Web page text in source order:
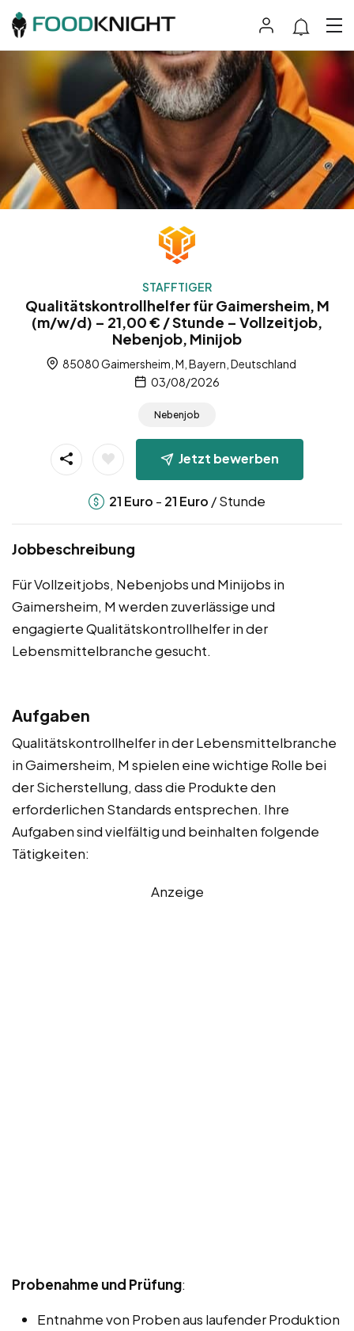
STAFFTIGER
Qualitätskontrollhelfer für Gaimersheim, M
(m/w/d) – 21,00 € / Stunde – Vollzeitjob,
Nebenjob, Minijob
85080 Gaimersheim, M, Bayern, Deutschland
03/08/2026
Nebenjob
Jetzt bewerben
21 Euro - 21 Euro / Stunde
Jobbeschreibung
Für Vollzeitjobs, Nebenjobs und Minijobs in
Gaimersheim, M werden zuverlässige und
engagierte Qualitätskontrollhelfer in der
Lebensmittelbranche gesucht.
Aufgaben
Qualitätskontrollhelfer in der Lebensmittelbranche
in Gaimersheim, M spielen eine wichtige Rolle bei
der Sicherstellung, dass die Produkte den
erforderlichen Standards entsprechen. Ihre
Aufgaben sind vielfältig und beinhalten folgende
Tätigkeiten:
Anzeige
Probenahme und Prüfung:
Entnahme von Proben aus laufender Produktion